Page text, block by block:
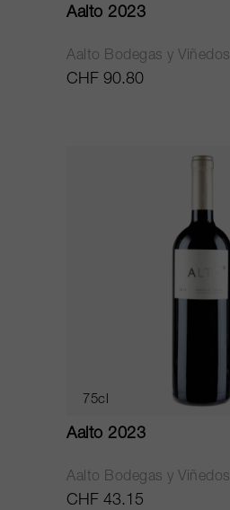
Aalto 2023
Aalto Bodegas y Viñedos
CHF 90.80
75cl
Aalto 2023
Aalto Bodegas y Viñedos
CHF 43.15